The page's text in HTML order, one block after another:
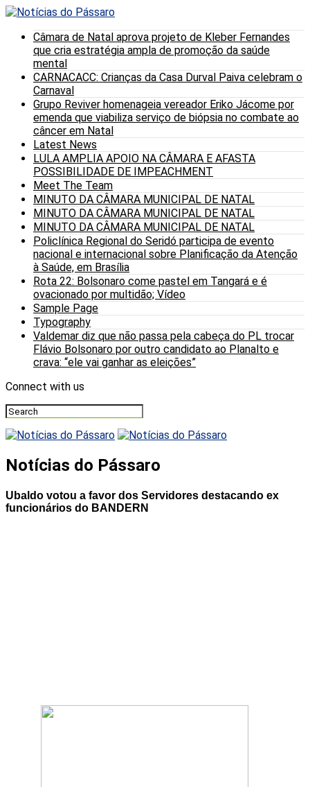
Câmara de Natal aprova projeto de Kleber Fernandes
que cria estratégia ampla de promoção da saúde
mental
CARNACACC: Crianças da Casa Durval Paiva celebram o
Carnaval
Grupo Reviver homenageia vereador Eriko Jácome por
emenda que viabiliza serviço de biópsia no combate ao
câncer em Natal
Latest News
LULA AMPLIA APOIO NA CÂMARA E AFASTA
POSSIBILIDADE DE IMPEACHMENT
Meet The Team
MINUTO DA CÂMARA MUNICIPAL DE NATAL
MINUTO DA CÂMARA MUNICIPAL DE NATAL
MINUTO DA CÂMARA MUNICIPAL DE NATAL
Policlínica Regional do Seridó participa de evento
nacional e internacional sobre Planificação da Atenção
à Saúde, em Brasília
Rota 22: Bolsonaro come pastel em Tangará e é
ovacionado por multidão; Vídeo
Sample Page
Typography
Valdemar diz que não passa pela cabeça do PL trocar
Flávio Bolsonaro por outro candidato ao Planalto e
crava: “ele vai ganhar as eleições”
Connect with us
Notícias do Pássaro
Ubaldo votou a favor dos Servidores destacando ex
funcionários do BANDERN